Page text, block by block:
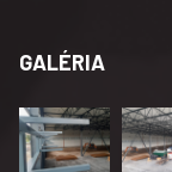
GALÉRIA